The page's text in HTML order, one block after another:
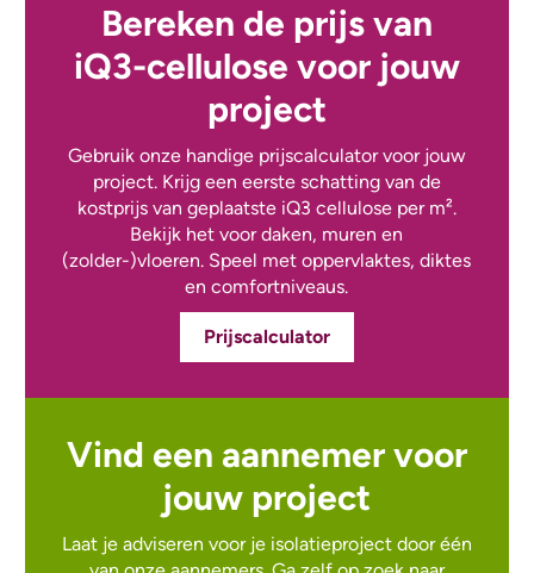
Bereken de prijs van
iQ3-cellulose voor jouw
project
Gebruik onze handige prijscalculator voor jouw
project. Krijg een eerste schatting van de
kostprijs van geplaatste iQ3 cellulose per m².
Bekijk het voor daken, muren en
(zolder-)vloeren. Speel met oppervlaktes, diktes
en comfortniveaus.
Prijscalculator
Vind een aannemer voor
jouw project
Laat je adviseren voor je isolatieproject door één